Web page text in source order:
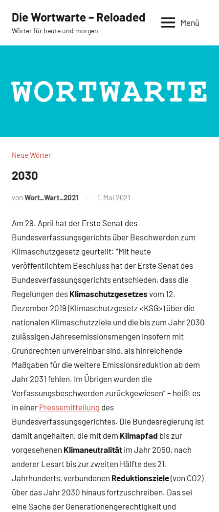
Inhalt
springen
Die Wortwarte – Reloaded
Wörter für heute und morgen
Menü
Neue Wörter
2030
von Wort_Wart_2021 1. Mai 2021
Am 29. April hat der Erste Senat des
Bundesverfassungsgerichts über Beschwerden zum
Klimaschutzgesetz geurteilt: “Mit heute
veröffentlichtem Beschluss hat der Erste Senat des
Bundesverfassungsgerichts entschieden, dass die
Regelungen des Klimaschutzgesetzes vom 12.
Dezember 2019 (Klimaschutzgesetz <KSG>) über die
nationalen Klimaschutzziele und die bis zum Jahr 2030
zulässigen Jahresemissionsmengen insofern mit
Grundrechten unvereinbar sind, als hinreichende
Maßgaben für die weitere Emissionsreduktion ab dem
Jahr 2031 fehlen. Im Übrigen wurden die
Verfassungsbeschwerden zurückgewiesen” – heißt es
in einer Pressemitteilung des
Bundesverfassungsgerichtes. Die Bundesregierung ist
damit angehalten, die mit dem Klimapfad bis zur
vorgesehenen Klimaneutralität im Jahr 2050, nach
anderer Lesart bis zur zweiten Hälfte des 21.
Jahrhunderts, verbundenen Reduktionsziele(von CO2)
über das Jahr 2030 hinaus fortzuschreiben. Das sei
eine Sache der Generationengerechtigkeit und